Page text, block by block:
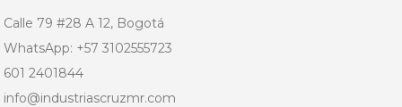
Calle 79 #28 A 12, Bogotá
WhatsApp: +57 3102555723
601 2401844
info@industriascruzmr.com